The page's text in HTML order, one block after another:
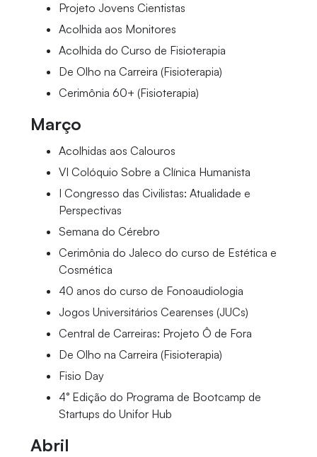
Projeto Jovens Cientistas
Acolhida aos Monitores
Acolhida do Curso de Fisioterapia
De Olho na Carreira (Fisioterapia)
Cerimônia 60+ (Fisioterapia)
Março
Acolhidas aos Calouros
VI Colóquio Sobre a Clínica Humanista
I Congresso das Civilistas: Atualidade e
Perspectivas
Semana do Cérebro
Cerimônia do Jaleco do curso de Estética e
Cosmética
40 anos do curso de Fonoaudiologia
Jogos Universitários Cearenses (JUCs)
Central de Carreiras: Projeto Ô de Fora
De Olho na Carreira (Fisioterapia)
Fisio Day
4° Edição do Programa de Bootcamp de
Startups do Unifor Hub
Abril